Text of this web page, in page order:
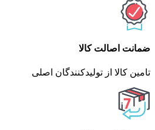
ضمانت اصالت کالا
تامین کالا از تولیدکنندگان اصلی